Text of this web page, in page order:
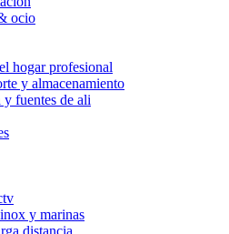
ocio
hogar profesional
y almacenamiento
y fuentes de ali
y marinas
distancia